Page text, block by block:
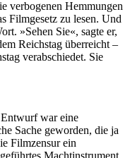
verbogenen Hemmungen
Filmgesetz zu lesen. Und
»Sehen Sie«, sagte er,
Reichstag überreicht –
verabschiedet. Sie
war eine
Sache geworden, die ja
Filmzensur ein
Machtinstrument